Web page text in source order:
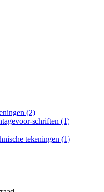
(2)
schriften (1)
tekeningen (1)